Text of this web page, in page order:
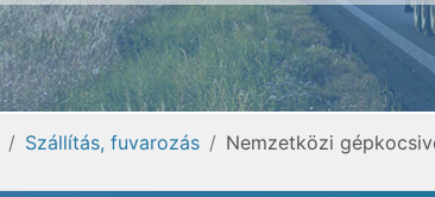
Szállítás, fuvarozás Nemzetközi